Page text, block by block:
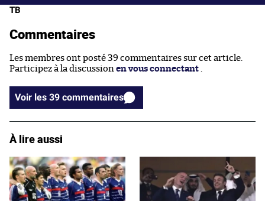
TB
Commentaires
Les membres ont posté 39 commentaires sur cet article.
Participez à la discussion en vous connectant
Voir les 39 commentaires
À lire aussi